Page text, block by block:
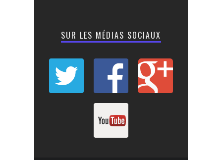
SUR LES MÉDIAS SOCIAUX